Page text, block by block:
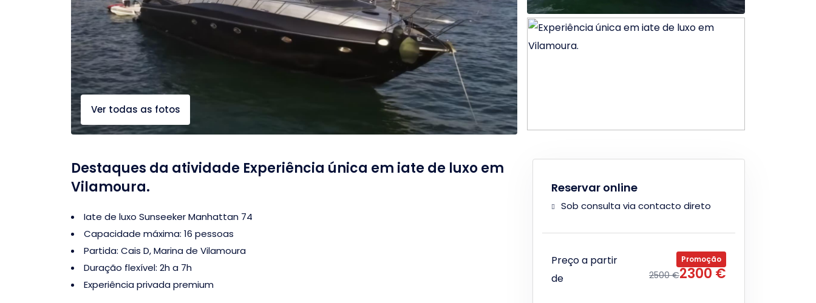
Ver todas as fotos
Destaques da atividade Experiência única em iate de luxo em
Vilamoura.
Iate de luxo Sunseeker Manhattan 74
Capacidade máxima: 16 pessoas
Partida: Cais D, Marina de Vilamoura
Duração flexível: 2h a 7h
Experiência privada premium
Reservar online
Sob consulta via contacto direto
Preço a partir
de
Promoção
2500 €2300 €